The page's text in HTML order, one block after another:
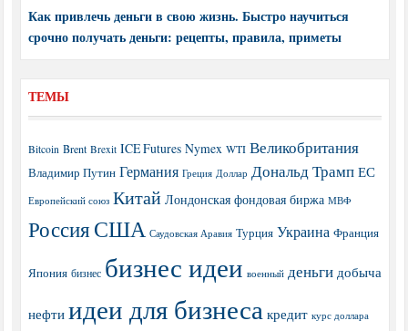
Как привлечь деньги в свою жизнь. Быстро научиться
срочно получать деньги: рецепты, правила, приметы
ТЕМЫ
Bitcoin Brent Brexit ICE Futures Nymex WTI Великобритания
Владимир Путин Германия Греция Доллар Дональд Трамп ЕС
Европейский союз Китай Лондонская фондовая биржа МВФ
РоссияСША Саудовская Аравия Турция Украина Франция
Япония бизнес бизнес идеи военный деньги добыча
нефти идеи для бизнеса кредит курс доллара